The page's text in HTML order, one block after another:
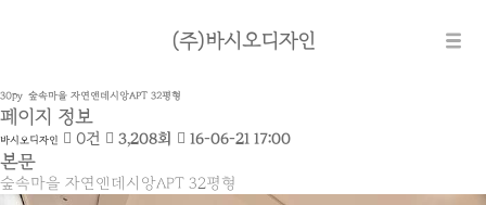
(주)바시오디자인
30py 숲속마을 자연앤데시앙APT 32평형
페이지 정보
바시오디자인 0건 3,208회 16-06-21 17:00
본문
숲속마을 자연앤데시앙APT 32평형